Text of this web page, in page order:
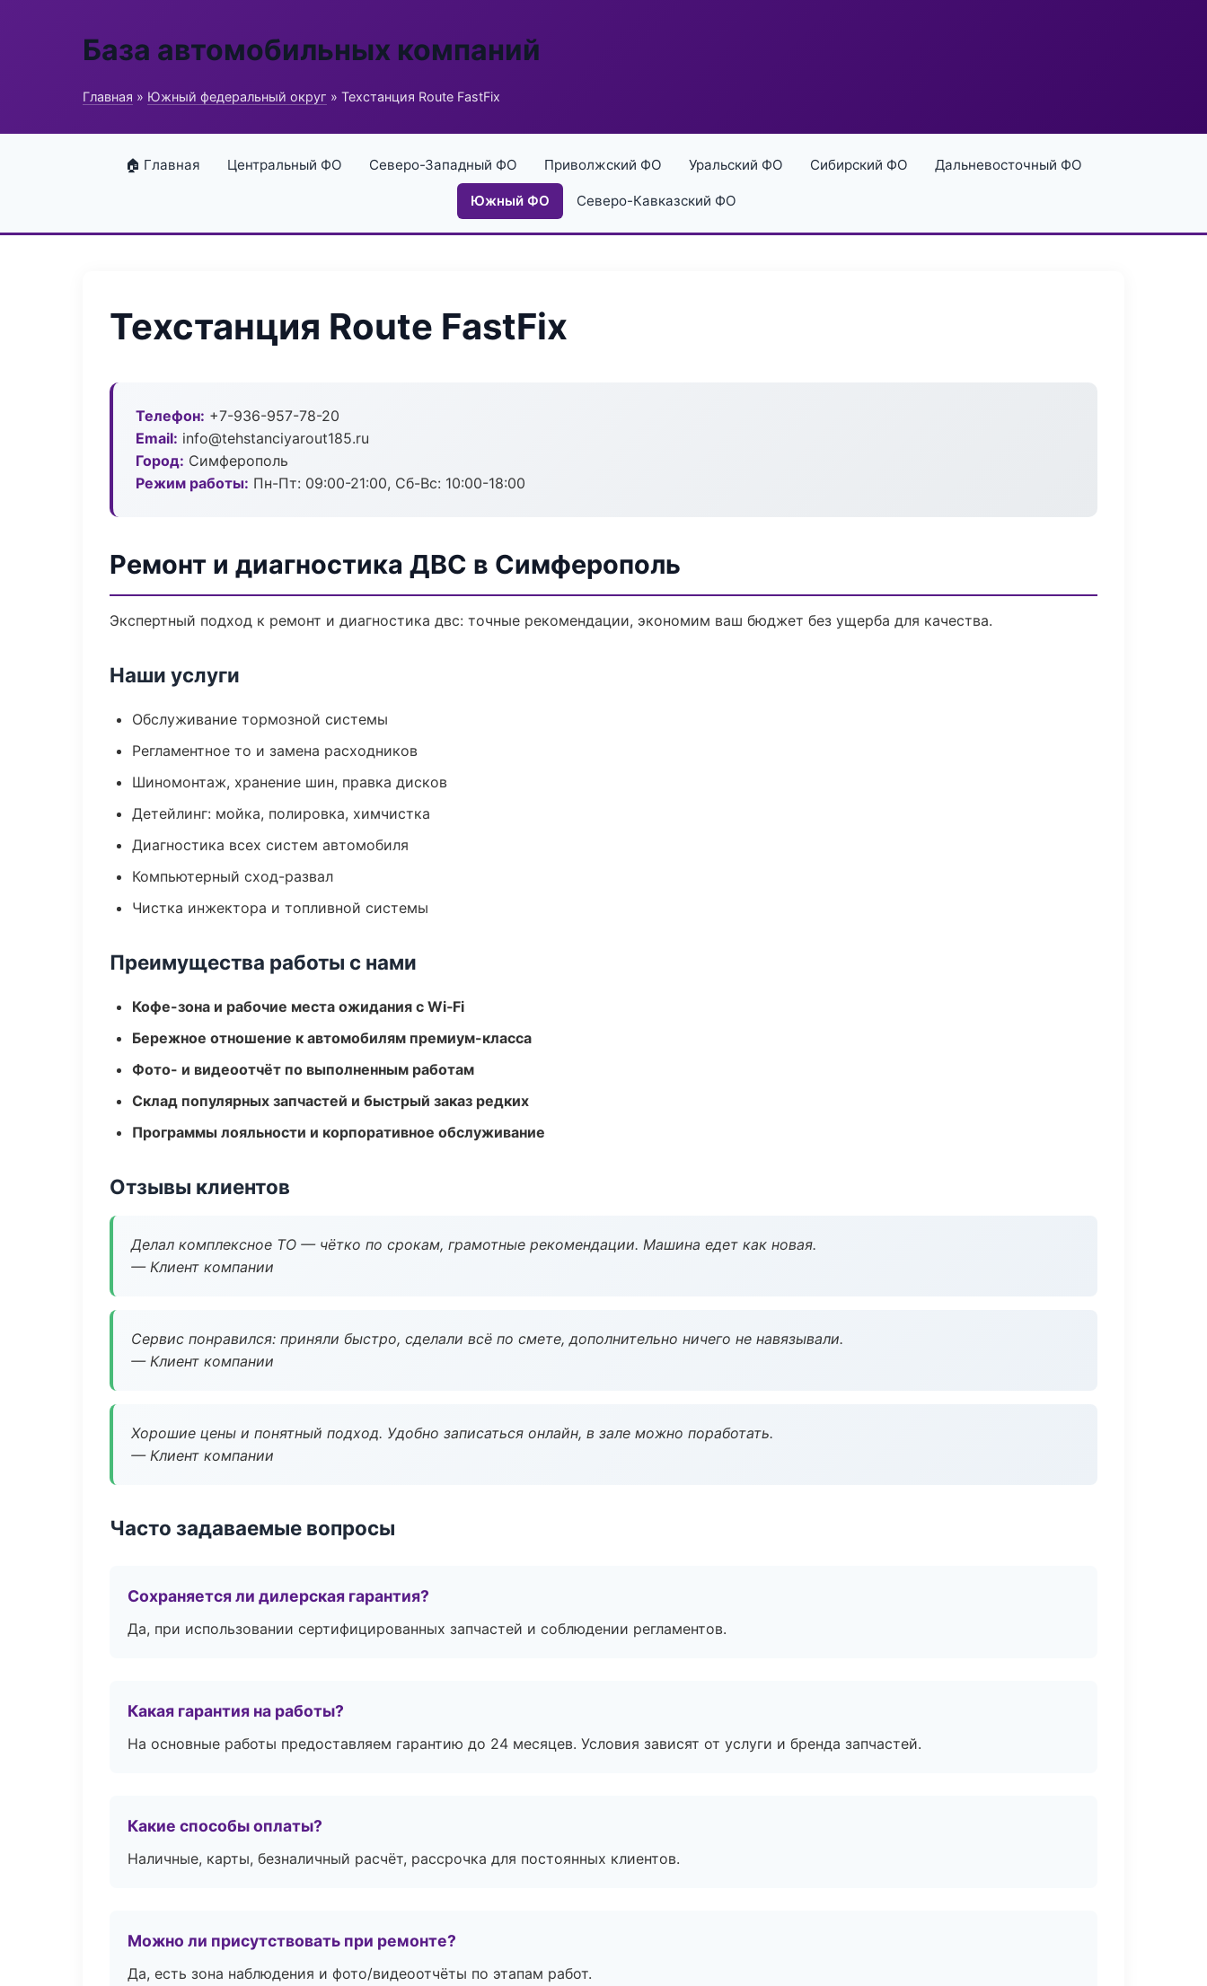
База автомобильных компаний
Главная » Южный федеральный округ » Техстанция Route FastFix
🏠 Главная Центральный ФО Северо-Западный ФО Приволжский ФО Уральский ФО Сибирский ФО Дальневосточный ФО
Южный ФО Северо-Кавказский ФО
Техстанция Route FastFix
Телефон: +7-936-957-78-20
Email: info@tehstanciyarout185.ru
Город: Симферополь
Режим работы: Пн-Пт: 09:00-21:00, Сб-Вс: 10:00-18:00
Ремонт и диагностика ДВС в Симферополь
Экспертный подход к ремонт и диагностика двс: точные рекомендации, экономим ваш бюджет без ущерба для качества.
Наши услуги
Обслуживание тормозной системы
Регламентное то и замена расходников
Шиномонтаж, хранение шин, правка дисков
Детейлинг: мойка, полировка, химчистка
Диагностика всех систем автомобиля
Компьютерный сход-развал
Чистка инжектора и топливной системы
Преимущества работы с нами
Кофе-зона и рабочие места ожидания с Wi‑Fi
Бережное отношение к автомобилям премиум-класса
Фото- и видеоотчёт по выполненным работам
Склад популярных запчастей и быстрый заказ редких
Программы лояльности и корпоративное обслуживание
Отзывы клиентов
Делал комплексное ТО — чётко по срокам, грамотные рекомендации. Машина едет как новая.
— Клиент компании
Сервис понравился: приняли быстро, сделали всё по смете, дополнительно ничего не навязывали.
— Клиент компании
Хорошие цены и понятный подход. Удобно записаться онлайн, в зале можно поработать.
— Клиент компании
Часто задаваемые вопросы
Сохраняется ли дилерская гарантия?
Да, при использовании сертифицированных запчастей и соблюдении регламентов.
Какая гарантия на работы?
На основные работы предоставляем гарантию до 24 месяцев. Условия зависят от услуги и бренда запчастей.
Какие способы оплаты?
Наличные, карты, безналичный расчёт, рассрочка для постоянных клиентов.
Можно ли присутствовать при ремонте?
Да, есть зона наблюдения и фото/видеоотчёты по этапам работ.